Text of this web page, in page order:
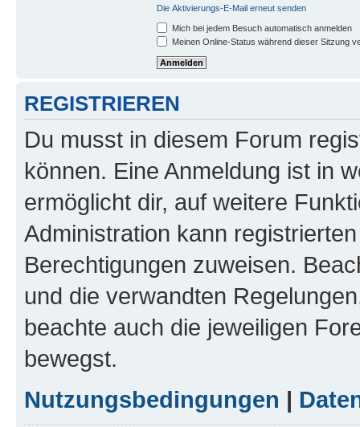
Die Aktivierungs-E-Mail erneut senden
Mich bei jedem Besuch automatisch anmelden
Meinen Online-Status während dieser Sitzung
REGISTRIEREN
Du musst in diesem Forum
können. Eine Anmeldung ist in
ermöglicht dir, auf weitere
Administration kann
Berechtigungen zuweisen.
und die verwandten
beachte auch die jeweiligen
bewegst.
Nutzungsbedingungen |